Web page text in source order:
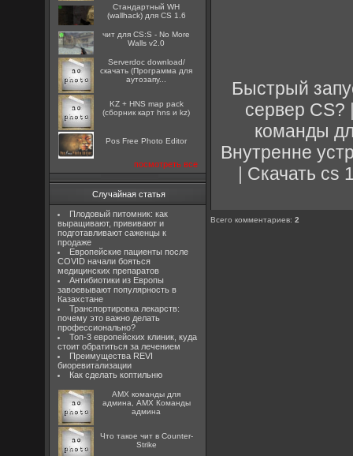
Стандартный WH
(wallhack) для CS 1.6
чит для CS:S - No More
Walls v2.0
Serverdoc download/
скачать (Программа для
аутозапу...
KZ + HNS map pack
(сборник карт hns и kz)
Pos Free Photo Editor
посмотреть все
Случайная статья
Плодовый питомник: как
выращивают, прививают и
подготавливают саженцы к
продаже
Европейские пациенты после
COVID начали бояться
медицинских препаратов
Антибиотики из Европы
завоевывают популярность в
Казахстане
Транспортировка лекарств:
почему это важно делать
профессионально?
Топ-3 европейских клиник, куда
стоит обратиться за лечением
Преимущества REVI
биоревитализации
Как сделать коптильню
AMX команды для
админа, AMX Команды
админа
Что такое чит в Counter-
Strike
Быстрый
сервер CS?
команды
Внутренне
| Скачать cs
Всего комментариев:2